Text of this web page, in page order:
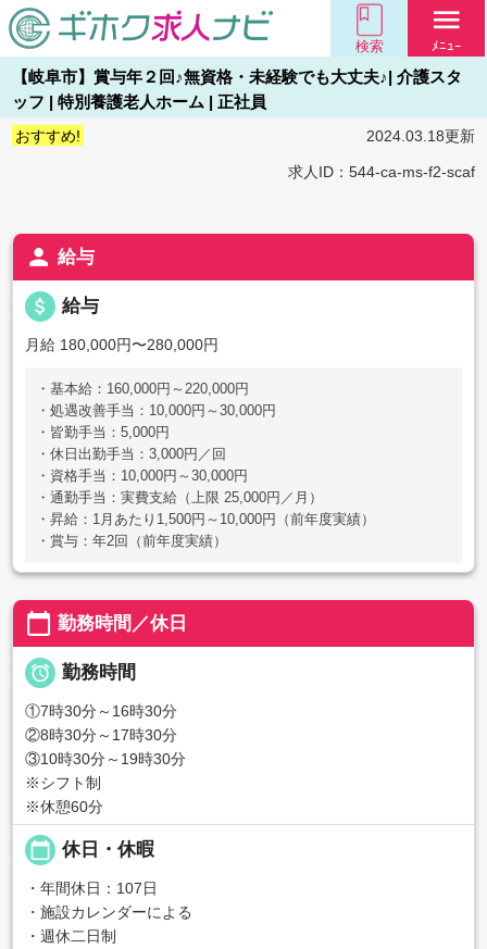
検索
menu
ﾒﾆｭｰ
【岐阜市】賞与年２回♪無資格・未経験でも大丈夫♪| 介護スタ
ッフ | 特別養護老人ホーム | 正社員
おすすめ! 2024.03.18更新
求人ID：544-ca-ms-f2-scaf
person 給与
attach_money 給与
月給 180,000円〜280,000円
・基本給：160,000円～220,000円
・処遇改善手当：10,000円～30,000円
・皆勤手当：5,000円
・休日出勤手当：3,000円／回
・資格手当：10,000円～30,000円
・通勤手当：実費支給（上限 25,000円／月）
・昇給：1月あたり1,500円～10,000円（前年度実績）
・賞与：年2回（前年度実績）
calendar_today 勤務時間／休日
 勤務時間
①7時30分～16時30分
②8時30分～17時30分
③10時30分～19時30分
※シフト制
※休憩60分
calendar_today 休日・休暇
・年間休日：107日
・施設カレンダーによる
・週休二日制